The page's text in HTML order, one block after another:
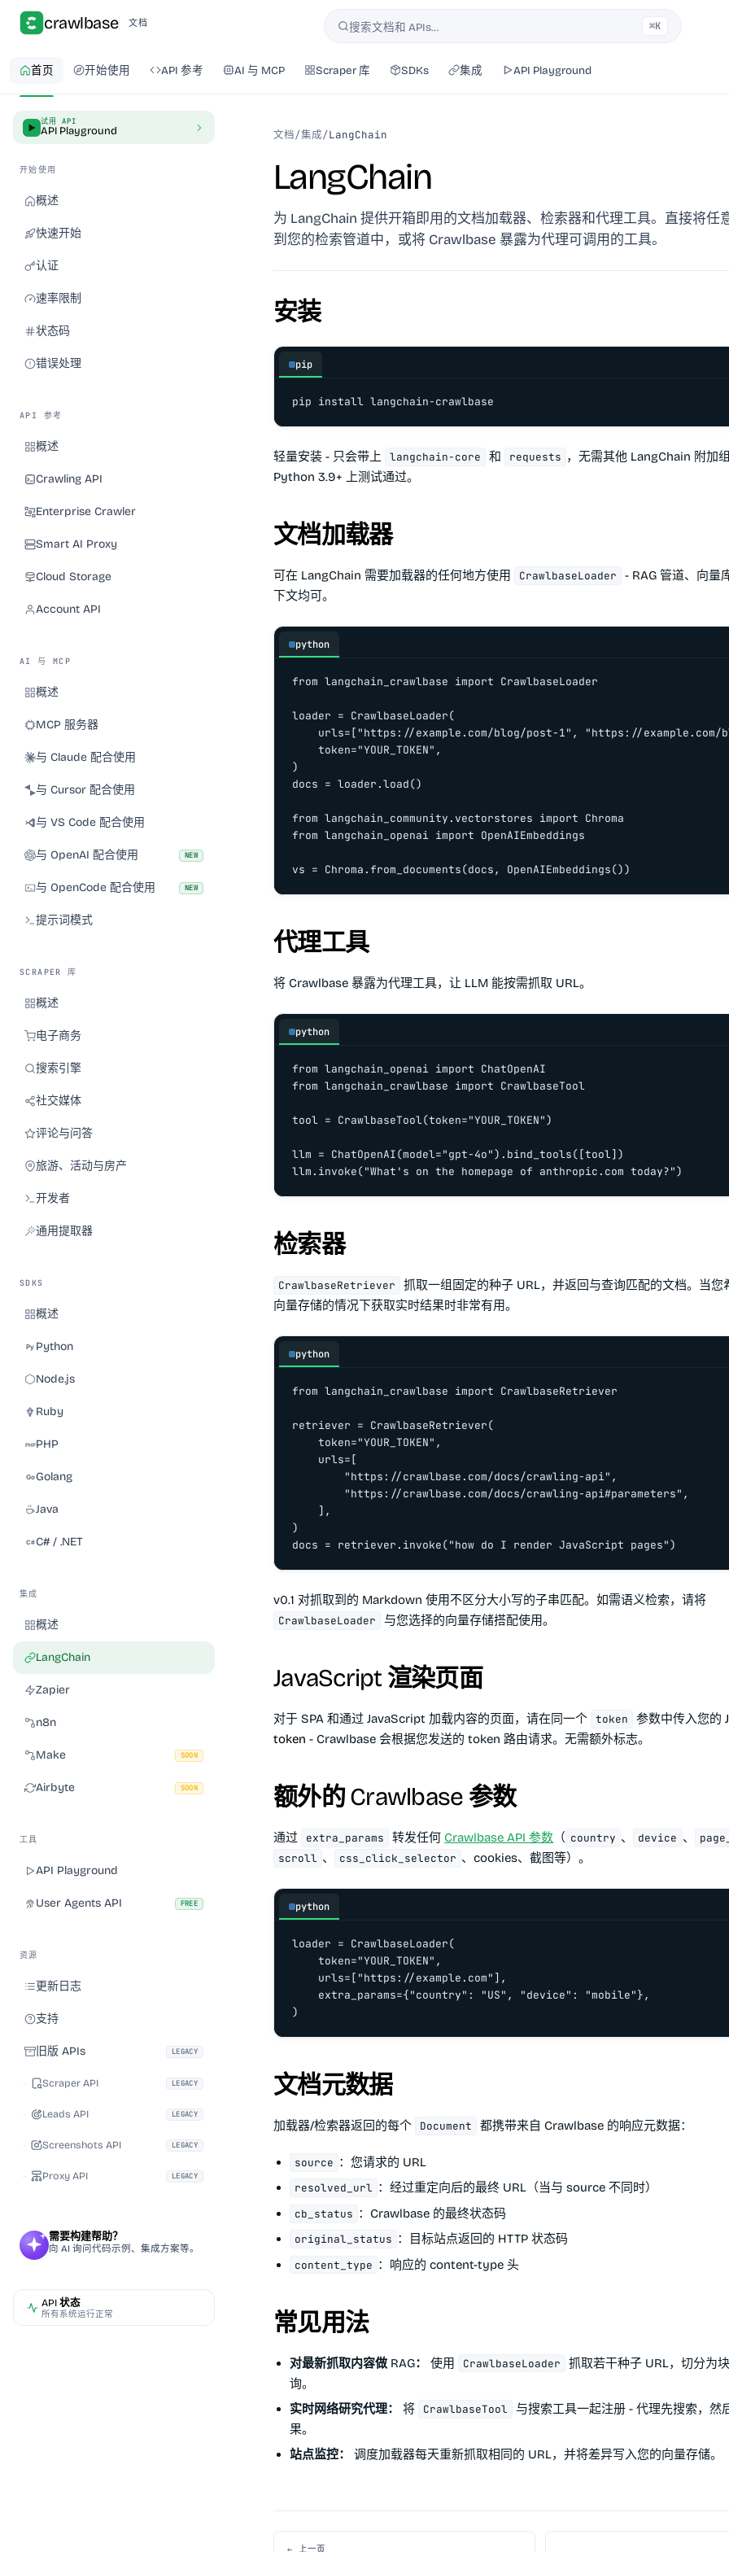
crawlbase 文档
搜索搜索文档和 APIs… ⌘K
首页 开始使用 API 参考 AI 与 MCP Scraper 库 SDKs 集成 API Playground
试用 API
API Playground
开始使用
概述
快速开始
认证
速率限制
状态码
错误处理
API 参考
概述
Crawling API
Enterprise Crawler
Smart AI Proxy
Cloud Storage
Account API
AI 与 MCP
概述
MCP 服务器
与 Claude 配合使用
与 Cursor 配合使用
与 VS Code 配合使用
与 OpenAI 配合使用 NEW
与 OpenCode 配合使用 NEW
提示词模式
SCRAPER 库
概述
电子商务
搜索引擎
社交媒体
评论与问答
旅游、活动与房产
开发者
通用提取器
SDKS
概述
Python
Node.js
Ruby
PHP
Golang
Java
C# / .NET
集成
概述
LangChain
Zapier
n8n
Make SOON
Airbyte SOON
工具
API Playground
User Agents API FREE
资源
更新日志
支持
旧版 APIs LEGACY
Scraper API LEGACY
Leads API LEGACY
Screenshots API LEGACY
Proxy API LEGACY
需要构建帮助？
向 AI 询问代码示例、集成方案等。
API 状态
所有系统运行正常
文档/集成/LangChain
LangChain
为 LangChain 提供开箱即用的文档加载器、检索器和代理工具。直接将任
到您的检索管道中，或将 Crawlbase 暴露为代理可调用的工具。
安装
pip
pip install langchain-crawlbase
轻量安装 - 只会带上 langchain-core 和 requests ，无需其他 LangChain 附加
Python 3.9+ 上测试通过。
文档加载器
可在 LangChain 需要加载器的任何地方使用 CrawlbaseLoader
- RAG 管道、向量
下文均可。
python
from langchain_crawlbase import CrawlbaseLoader
loader = CrawlbaseLoader(
urls=["https://example.com/blog/post-1", "https://example.com/
    token="YOUR_TOKEN",
)
docs = loader.load()
from langchain_community.vectorstores import Chroma
from langchain_openai import OpenAIEmbeddings
vs = Chroma.from_documents(docs, OpenAIEmbeddings())
代理工具
将 Crawlbase 暴露为代理工具，让 LLM 能按需抓取 URL。
python
from langchain_openai import ChatOpenAI
from langchain_crawlbase import CrawlbaseTool
tool = CrawlbaseTool(token="YOUR_TOKEN")
llm = ChatOpenAI(model="gpt-4o").bind_tools([tool])
llm.invoke("What's on the homepage of anthropic.com today?")
检索器
CrawlbaseRetriever
抓取一组固定的种子 URL，并返回与查询匹配的文档。当您
向量存储的情况下获取实时结果时非常有用。
python
from langchain_crawlbase import CrawlbaseRetriever
retriever = CrawlbaseRetriever(
    token="YOUR_TOKEN",
    urls=[
        "https://crawlbase.com/docs/crawling-api",
        "https://crawlbase.com/docs/crawling-api#parameters",
    ],
)
docs = retriever.invoke("how do I render JavaScript pages")
v0.1 对抓取到的 Markdown 使用不区分大小写的子串匹配。如需语义检索，请将
CrawlbaseLoader 与您选择的向量存储搭配使用。
JavaScript 渲染页面
对于 SPA 和通过 JavaScript 加载内容的页面，请在同一个 token 参数中传入您的
token - Crawlbase 会根据您发送的 token 路由请求。无需额外标志。
额外的 Crawlbase 参数
通过 extra_params 转发任何 Crawlbase API 参数 （ country 、 device 、
scroll 、 css_click_selector 、cookies、截图等）。
python
loader = CrawlbaseLoader(
    token="YOUR_TOKEN",
    urls=["https://example.com"],
    extra_params={"country": "US", "device": "mobile"},
)
文档元数据
加载器/检索器返回的每个 Document 都携带来自 Crawlbase 的响应元数据：
source ：您请求的 URL
resolved_url ：经过重定向后的最终 URL（当与 source 不同时）
cb_status ：Crawlbase 的最终状态码
original_status ：目标站点返回的 HTTP 状态码
content_type ：响应的 content-type 头
常见用法
对最新抓取内容做 RAG： 使用 CrawlbaseLoader
抓取若干种子 URL，切分为
询。
实时网络研究代理：
将 CrawlbaseTool
与搜索工具一起注册 - 代理先搜索，然
果。
站点监控：
调度加载器每天重新抓取相同的 URL，并将差异写入您的向量存储。
← 上一页